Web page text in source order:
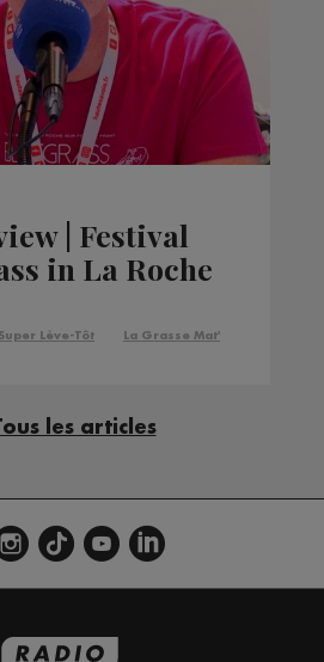
| Festival
in La Roche
Lève-Tôt La Grasse Mat'
les articles